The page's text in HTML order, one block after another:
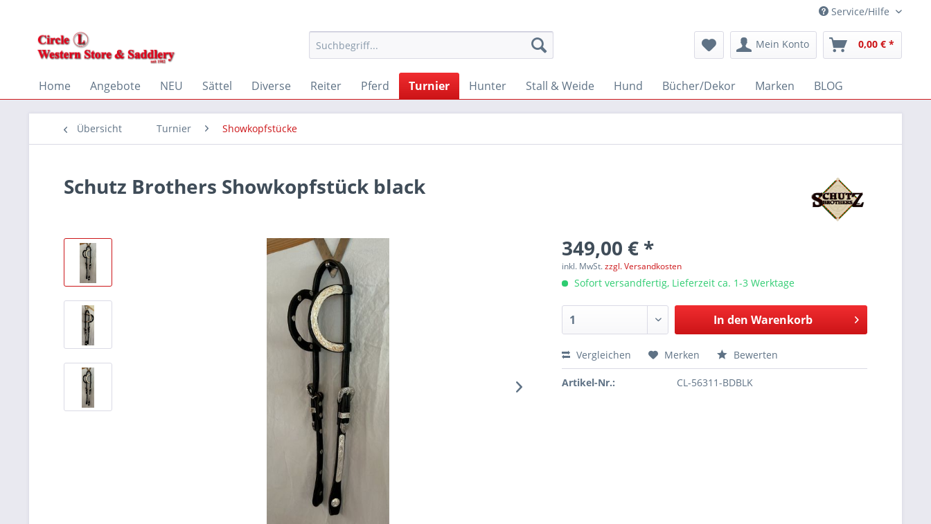
Service/Hilfe
Mein Konto 0,00 € *
Home Angebote NEU Sättel Diverse Reiter Pferd Turnier Hunter Stall & Weide Hund Bücher/Dekor Marken BLOG
Übersicht Turnier Showkopfstücke
Schutz Brothers Showkopfstück black
349,00 € *
inkl. MwSt.zzgl. Versandkosten
Sofort versandfertig, Lieferzeit ca. 1-3 Werktage
In den Warenkorb
Vergleichen Merken Bewerten
Artikel-Nr.: CL-56311-BDBLK